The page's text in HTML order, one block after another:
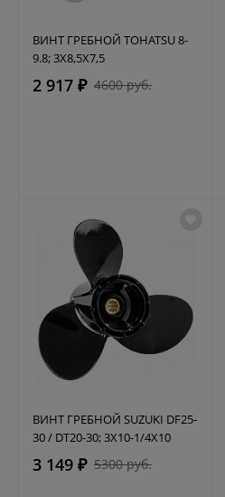
ВИНТ ГРЕБНОЙ TOHATSU 8-
9.8; 3X8,5X7,5
2 917 ₽ 4600 руб.
ВИНТ ГРЕБНОЙ SUZUKI DF25-
30 / DT20-30; 3X10-1/4X10
3 149 ₽ 5300 руб.